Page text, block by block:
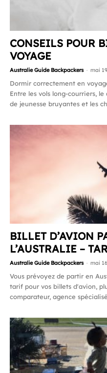
CONSEILS POUR
VOYAGE
Australie Guide Backpackers - mai
Dormir correctement en
Entre les vols long-courriers,
de jeunesse bruyantes et les
BILLET D’AVION
L’AUSTRALIE –
Australie Guide Backpackers - mai
Vous prévoyez de partir en
tarif pour vos billets d'avion,
comparateur, agence